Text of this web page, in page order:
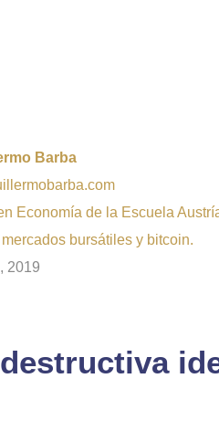
Barba
Economía de la Escuela
bursátiles y bitcoin.
2019